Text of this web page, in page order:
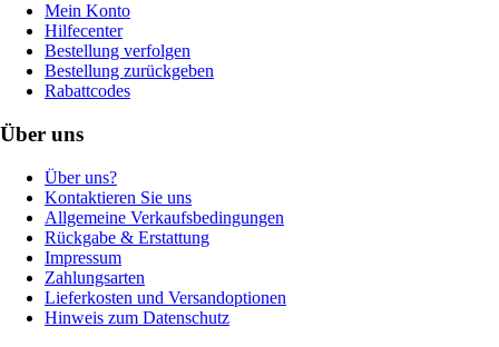
Mein Konto
Hilfecenter
Bestellung verfolgen
Bestellung zurückgeben
Rabattcodes
Über uns
Über uns?
Kontaktieren Sie uns
Allgemeine Verkaufsbedingungen
Rückgabe & Erstattung
Impressum
Zahlungsarten
Lieferkosten und Versandoptionen
Hinweis zum Datenschutz